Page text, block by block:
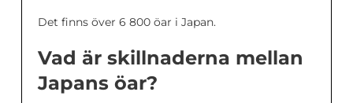
Det finns över 6 800 öar i Japan.
Vad är skillnaderna mellan
Japans öar?